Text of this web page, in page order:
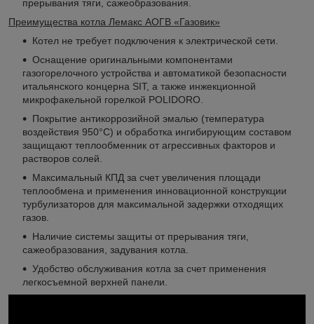
прерывания тяги, сажеобразования.
Преимущества котла Лемакс АОГВ «Газовик»
Котел не требует подключения к электрической сети.
Оснащение оригинальными компонентами
газогорелочного устройства и автоматикой безопасности
итальянского концерна SIT, а также инжекционной
микрофакельной горелкой POLIDORO.
Покрытие антикоррозийной эмалью (температура
воздействия 950°С) и обработка ингибирующим составом
защищают теплообменник от агрессивных факторов и
растворов солей.
Максимальный КПД за счет увеличения площади
теплообмена и применения инновационной конструкции
турбулизаторов для максимальной задержки отходящих
газов.
Наличие системы защиты от прерывания тяги,
сажеобразования, задувания котла.
Удобство обслуживания котла за счет применения
легкосъемной верхней панели.